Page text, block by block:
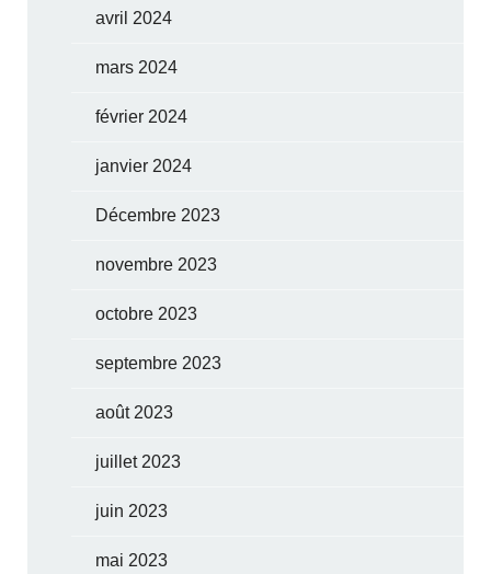
avril 2024
mars 2024
février 2024
janvier 2024
Décembre 2023
novembre 2023
octobre 2023
septembre 2023
août 2023
juillet 2023
juin 2023
mai 2023